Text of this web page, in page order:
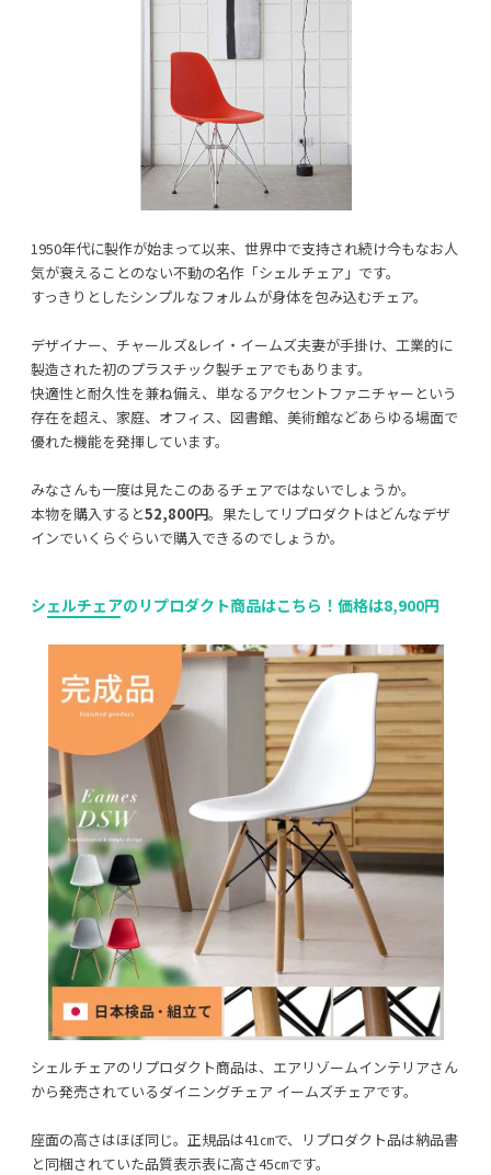
1950年代に製作が始まって以来、世界中で支持され続け今もなお人
気が衰えることのない不動の名作「シェルチェア」です。
すっきりとしたシンプルなフォルムが身体を包み込むチェア。
デザイナー、チャールズ&レイ・イームズ夫妻が手掛け、工業的に
製造された初のプラスチック製チェアでもあります。
快適性と耐久性を兼ね備え、単なるアクセントファニチャーという
存在を超え、家庭、オフィス、図書館、美術館などあらゆる場面で
優れた機能を発揮しています。
みなさんも一度は見たこのあるチェアではないでしょうか。
本物を購入すると52,800円。果たしてリプロダクトはどんなデザ
インでいくらぐらいで購入できるのでしょうか。
シェルチェアのリプロダクト商品はこちら！価格は8,900円
シェルチェアのリプロダクト商品は、エアリゾームインテリアさん
から発売されているダイニングチェア イームズチェアです。
座面の高さはほぼ同じ。正規品は41㎝で、リプロダクト品は納品書
と同梱されていた品質表示表に高さ45㎝です。